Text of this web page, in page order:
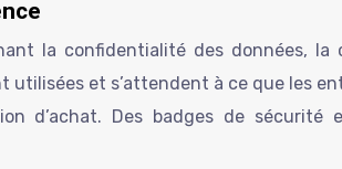
la confidentialité des données,
et s’attendent à ce que les
d’achat. Des badges de